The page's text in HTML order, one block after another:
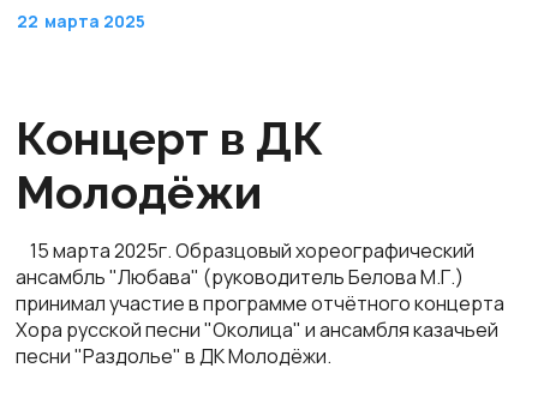
22 марта 2025
Концерт в ДК
Молодёжи
15 марта 2025г. Образцовый хореографический
ансамбль "Любава" (руководитель Белова М.Г.)
принимал участие в программе отчётного концерта
Хора русской песни "Околица" и ансамбля казачьей
песни "Раздолье" в ДК Молодёжи.